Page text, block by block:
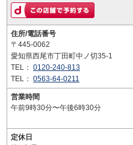
住所/電話番号
〒445-0062
愛知県西尾市丁田町中ノ切35-1
TEL： 0120-240-813
TEL： 0563-64-0211
営業時間
午前9時30分〜午後6時30分
定休日